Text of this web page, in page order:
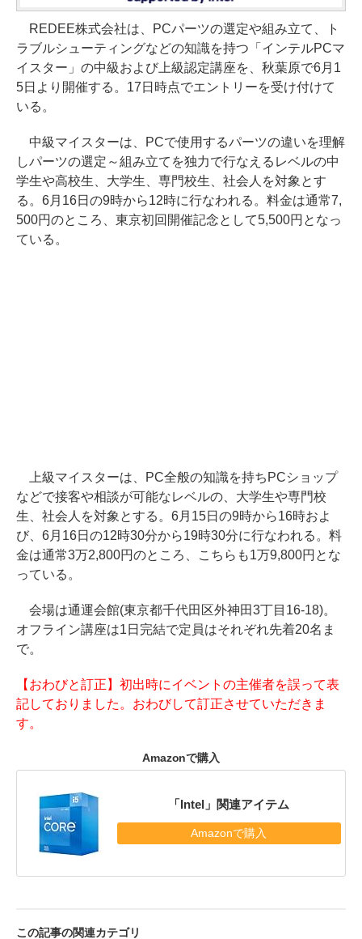
REDEE株式会社は、PCパーツの選定や組み立て、ト
ラブルシューティングなどの知識を持つ「インテルPCマ
イスター」の中級および上級認定講座を、秋葉原で6月1
5日より開催する。17日時点でエントリーを受け付けて
いる。
中級マイスターは、PCで使用するパーツの違いを理解
しパーツの選定～組み立てを独力で行なえるレベルの中
学生や高校生、大学生、専門校生、社会人を対象とす
る。6月16日の9時から12時に行なわれる。料金は通常7,
500円のところ、東京初回開催記念として5,500円となっ
ている。
上級マイスターは、PC全般の知識を持ちPCショップ
などで接客や相談が可能なレベルの、大学生や専門校
生、社会人を対象とする。6月15日の9時から16時およ
び、6月16日の12時30分から19時30分に行なわれる。料
金は通常3万2,800円のところ、こちらも1万9,800円とな
っている。
会場は通運会館(東京都千代田区外神田3丁目16-18)。
オフライン講座は1日完結で定員はそれぞれ先着20名ま
で。
【おわびと訂正】初出時にイベントの主催者を誤って表
記しておりました。おわびして訂正させていただきま
す。
Amazonで購入
「Intel」関連アイテム
Amazonで購入
この記事の関連カテゴリ